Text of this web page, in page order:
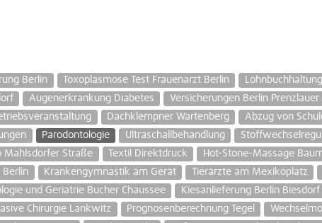
Berlin Toxoplasmose Test Frauenarzt Berlin
Augenerkrankung Diabetes Versicherungen Berlin Prenzlauer
Dachklempner Wartenberg Abzug von
Parodontologie Ultraschallbehandlung
Mahlsdorfer Straße Textil Direktdruck Hot-Stone-Massage
Krankengymnastik am Gerät Tierärzte am Mexikoplatz
und Geriatrie Bucher Chaussee Kiesanlieferung Berlin Biesdorf
Chirurgie Lankwitz Prognosenberechnung Tegel